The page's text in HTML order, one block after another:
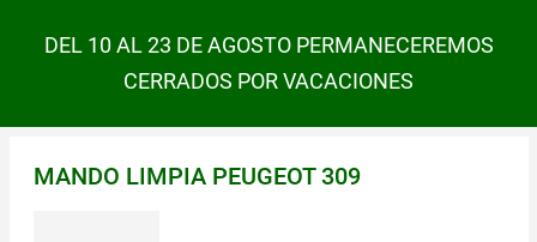
DEL 10 AL 23 DE AGOSTO PERMANECEREMOS
CERRADOS POR VACACIONES
MANDO LIMPIA PEUGEOT 309